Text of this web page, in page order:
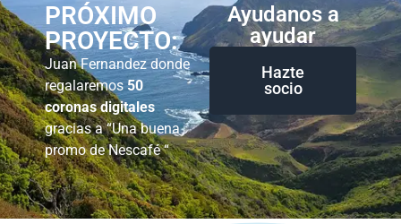
PRÓXIMO
PROYECTO:
Juan Fernandez donde
regalaremos 50
coronas digitales
gracias a “Una buena
promo de Nescafé “
Ayudanos a
ayudar
Hazte
socio